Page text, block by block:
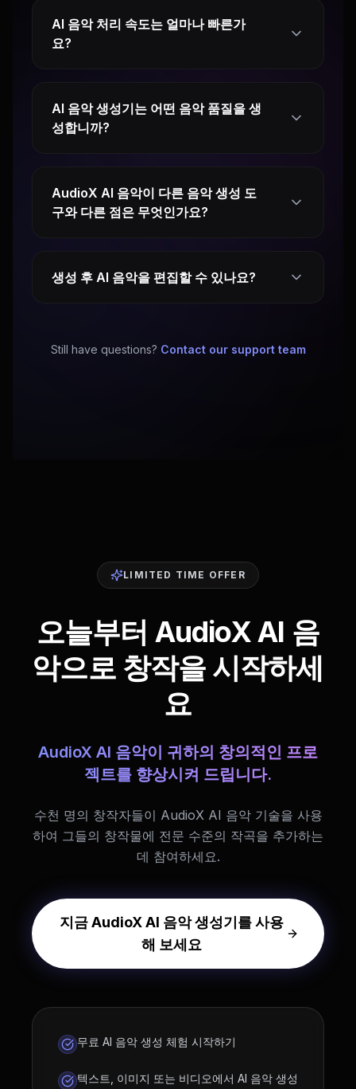
AI 음악 처리 속도는 얼마나 빠른가
요?
AI 음악 생성기는 어떤 음악 품질을 생
성합니까?
AudioX AI 음악이 다른 음악 생성 도
구와 다른 점은 무엇인가요?
생성 후 AI 음악을 편집할 수 있나요?
Still have questions? Contact our support team
LIMITED TIME OFFER
오늘부터 AudioX AI 음
악으로 창작을 시작하세
요
AudioX AI 음악이 귀하의 창의적인 프로
젝트를 향상시켜 드립니다.
수천 명의 창작자들이 AudioX AI 음악 기술을 사용
하여 그들의 창작물에 전문 수준의 작곡을 추가하는
데 참여하세요.
지금 AudioX AI 음악 생성기를 사용
해 보세요
무료 AI 음악 생성 체험 시작하기
텍스트, 이미지 또는 비디오에서 AI 음악 생성